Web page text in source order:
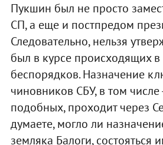
Пукшин был не просто
СП, а еще и постпредом
Следовательно, нельзя
был в курсе происходящих
беспорядков. Назначение
чиновников СБУ, в том
подобных, проходит через
думаете, могло ли
земляка Балоги, состояться